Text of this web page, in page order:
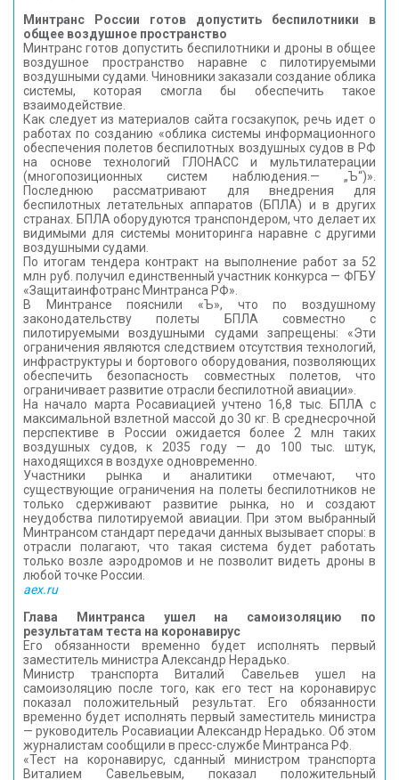
Минтранс России готов допустить беспилотники в
общее воздушное пространство
Минтранс готов допустить беспилотники и дроны в общее
воздушное пространство наравне с пилотируемыми
воздушными судами. Чиновники заказали создание облика
системы, которая смогла бы обеспечить такое
взаимодействие.
Как следует из материалов сайта госзакупок, речь идет о
работах по созданию «облика системы информационного
обеспечения полетов беспилотных воздушных судов в РФ
на основе технологий ГЛОНАСС и мультилатерации
(многопозиционных систем наблюдения.— „Ъ“)».
Последнюю рассматривают для внедрения для
беспилотных летательных аппаратов (БПЛА) и в других
странах. БПЛА оборудуются транспондером, что делает их
видимыми для системы мониторинга наравне с другими
воздушными судами.
По итогам тендера контракт на выполнение работ за 52
млн руб. получил единственный участник конкурса — ФГБУ
«Защитаинфотранс Минтранса РФ».
В Минтрансе пояснили «Ъ», что по воздушному
законодательству полеты БПЛА совместно с
пилотируемыми воздушными судами запрещены: «Эти
ограничения являются следствием отсутствия технологий,
инфраструктуры и бортового оборудования, позволяющих
обеспечить безопасность совместных полетов, что
ограничивает развитие отрасли беспилотной авиации».
На начало марта Росавиацией учтено 16,8 тыс. БПЛА с
максимальной взлетной массой до 30 кг. В среднесрочной
перспективе в России ожидается более 2 млн таких
воздушных судов, к 2035 году — до 100 тыс. штук,
находящихся в воздухе одновременно.
Участники рынка и аналитики отмечают, что
существующие ограничения на полеты беспилотников не
только сдерживают развитие рынка, но и создают
неудобства пилотируемой авиации. При этом выбранный
Минтрансом стандарт передачи данных вызывает споры: в
отрасли полагают, что такая система будет работать
только возле аэродромов и не позволит видеть дроны в
любой точке России.
aex.ru
Глава Минтранса ушел на самоизоляцию по
результатам теста на коронавирус
Его обязанности временно будет исполнять первый
заместитель министра Александр Нерадько.
Министр транспорта Виталий Савельев ушел на
самоизоляцию после того, как его тест на коронавирус
показал положительный результат. Его обязанности
временно будет исполнять первый заместитель министра
— руководитель Росавиации Александр Нерадько. Об этом
журналистам сообщили в пресс-службе Минтранса РФ.
«Тест на коронавирус, сданный министром транспорта
Виталием Савельевым, показал положительный